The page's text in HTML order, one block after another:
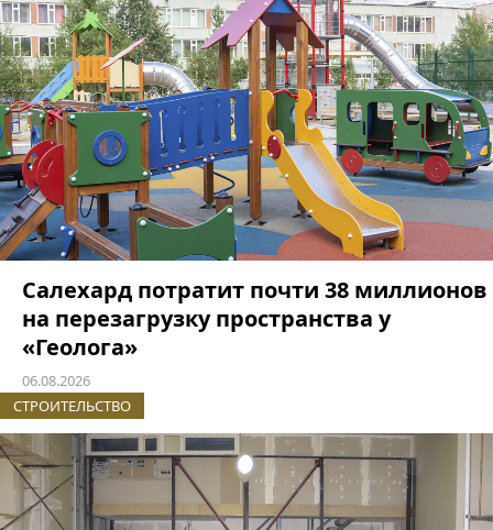
Салехард потратит почти 38 миллионов
на перезагрузку пространства у
«Геолога»
06.08.2026
СТРОИТЕЛЬСТВО